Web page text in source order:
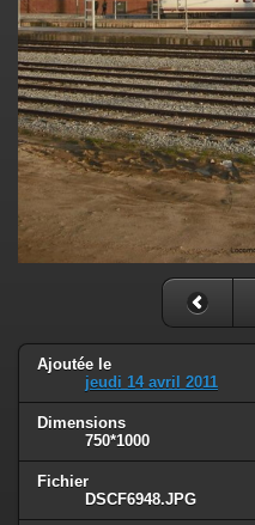
Ajoutée le
jeudi 14 avril 2011
Dimensions
750*1000
Fichier
DSCF6948.JPG